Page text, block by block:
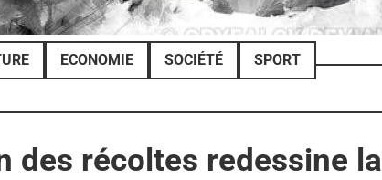
ECONOMIE SOCIÉTÉ SPORT
des récoltes redessine la